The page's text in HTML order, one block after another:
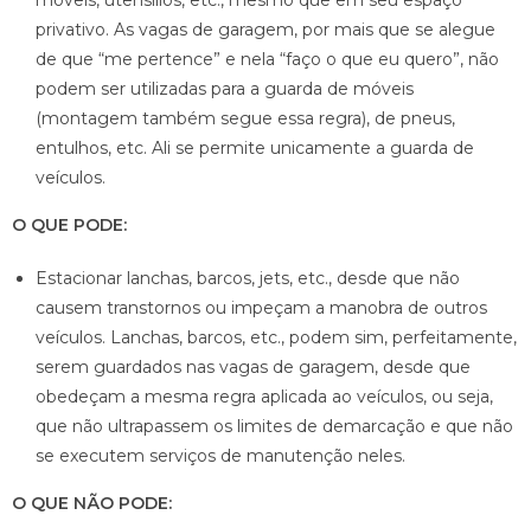
privativo. As vagas de garagem, por mais que se alegue
de que “me pertence” e nela “faço o que eu quero”, não
podem ser utilizadas para a guarda de móveis
(montagem também segue essa regra), de pneus,
entulhos, etc. Ali se permite unicamente a guarda de
veículos.
O QUE PODE:
Estacionar lanchas, barcos, jets, etc., desde que não
causem transtornos ou impeçam a manobra de outros
veículos. Lanchas, barcos, etc., podem sim, perfeitamente,
serem guardados nas vagas de garagem, desde que
obedeçam a mesma regra aplicada ao veículos, ou seja,
que não ultrapassem os limites de demarcação e que não
se executem serviços de manutenção neles.
O QUE NÃO PODE: